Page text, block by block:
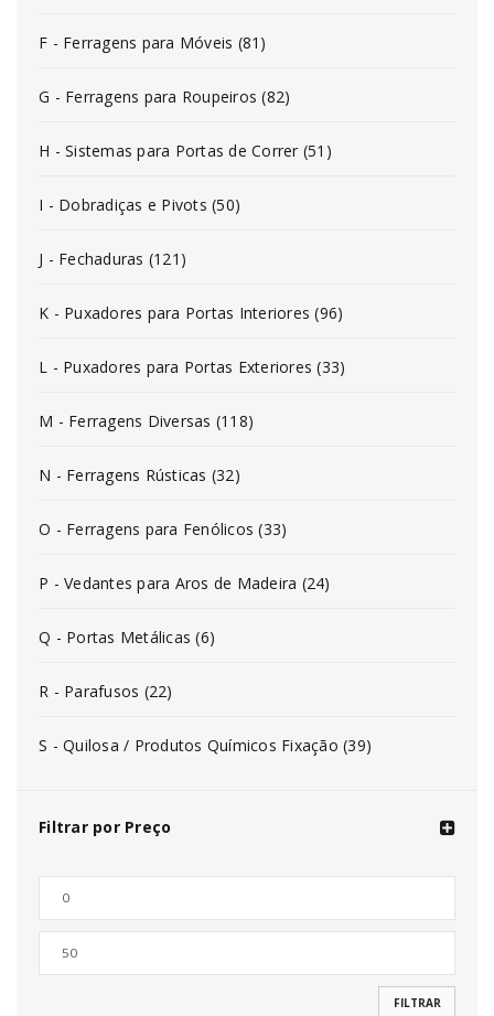
F - Ferragens para Móveis (81)
G - Ferragens para Roupeiros (82)
H - Sistemas para Portas de Correr (51)
I - Dobradiças e Pivots (50)
J - Fechaduras (121)
K - Puxadores para Portas Interiores (96)
L - Puxadores para Portas Exteriores (33)
M - Ferragens Diversas (118)
N - Ferragens Rústicas (32)
O - Ferragens para Fenólicos (33)
P - Vedantes para Aros de Madeira (24)
Q - Portas Metálicas (6)
R - Parafusos (22)
S - Quilosa / Produtos Químicos Fixação (39)
Filtrar por Preço
FILTRAR